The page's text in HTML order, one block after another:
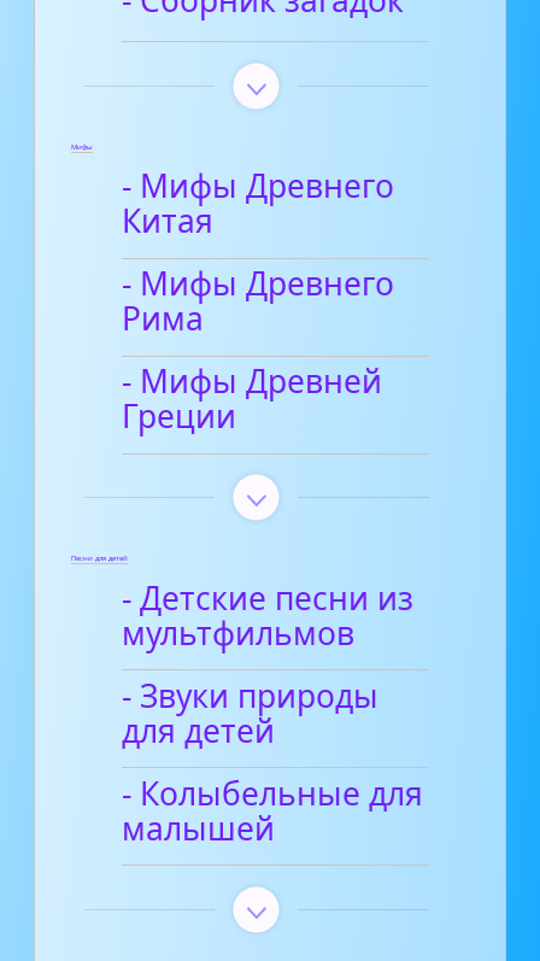
Мифы
- Мифы Древнего
Китая
- Мифы Древнего
Рима
- Мифы Древней
Греции
Песни для детей
- Детские песни из
мультфильмов
- Звуки природы
для детей
- Колыбельные для
малышей